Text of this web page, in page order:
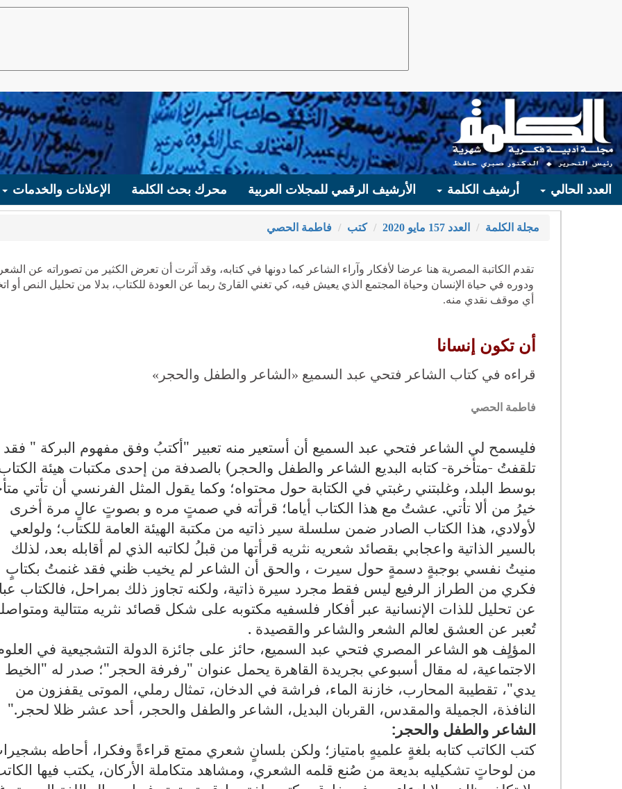
العدد الحالي أرشيف الكلمة الأرشيف الرقمي للمجلات العربية محرك بحث الكلمة الإعلانات والخدمات
مجلة الكلمة العدد 157 مايو 2020 كتب فاطمة الحصي
تقدم الكاتبة المصرية هنا عرضا لأفكار وآراء الشاعر كما دونها في كتابه، وقد آثرت أن تعرض الكثير من تصوراته عن
ودوره في حياة الإنسان وحياة المجتمع الذي يعيش فيه، كي تغني القارئ ربما عن العودة للكتاب، بدلا من تحليل النص أو
أي موقف نقدي منه.
أن تكون إنسانا
قراءه في كتاب الشاعر فتحي عبد السميع «الشاعر والطفل والحجر»
فاطمة الحصي
فليسمح لي الشاعر فتحي عبد السميع أن أستعير منه تعبير "أكتبُ وفق مفهوم البركة " فقد
تلقفتُ -متأخرة- كتابه البديع الشاعر والطفل والحجر) بالصدفة من إحدى مكتبات هيئة
بوسط البلد، وغلبتني رغبتي في الكتابة حول محتواه؛ وكما يقول المثل الفرنسي أن تأتي
خيرُ من ألا تأتي. عشتُ مع هذا الكتاب أياما؛ قرأته في صمتٍ مره و بصوتٍ عالٍ مرة أخرى
لأولادي، هذا الكتاب الصادر ضمن سلسلة سير ذاتيه من مكتبة الهيئة العامة للكتاب؛ ولولعي
بالسير الذاتية واعجابي بقصائد شعريه نثريه قرأتها من قبلُ لكاتبه الذي لم أقابله بعد، لذلك
منيتُ نفسي بوجبةٍ دسمةٍ حول سيرت ، والحق أن الشاعر لم يخيب ظني فقد غنمتُ بكتابٍ
فكري من الطراز الرفيع ليس فقط مجرد سيرة ذاتية، ولكنه تجاوز ذلك بمراحل، فالكتاب
عن تحليل للذات الإنسانية عبر أفكار فلسفيه مكتوبه على شكل قصائد نثريه متتالية
تُعبر عن العشق لعالم الشعر والشاعر والقصيدة .
المؤلٍف هو الشاعر المصري فتحي عبد السميع، حائز على جائزة الدولة التشجيعية في
الاجتماعية، له مقال أسبوعي بجريدة القاهرة يحمل عنوان "رفرفة الحجر"؛ صدر له
يدي"، تقطيبة المحارب، خازنة الماء، فراشة في الدخان، تمثال رملي، الموتى يقفزون من
النافذة، الجميلة والمقدس، القربان البديل، الشاعر والطفل والحجر، أحد عشر ظلا لحجر."
الشاعر والطفل والحجر:
كتب الكاتب كتابه بلغةٍ علميهٍ بامتياز؛ ولكن بلسانٍ شعري ممتع قراءةً وفكرا، أحاطه
من لوحاتٍ تشكيليه بديعة من صُنع قلمه الشعري، ومشاهد متكاملة الأركان، يكتب فيها